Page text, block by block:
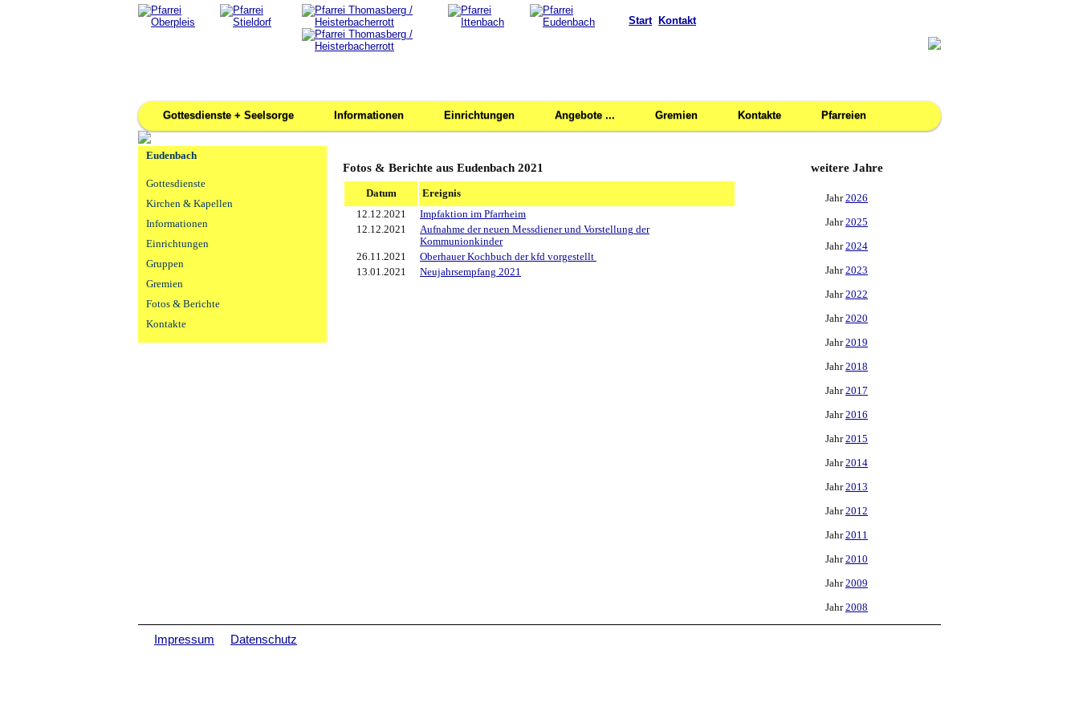
Start Kontakt
Gottesdienste + Seelsorge Informationen Einrichtungen Angebote ... Gremien Kontakte Pfarreien
Eudenbach
Gottesdienste
Kirchen & Kapellen
Informationen
Einrichtungen
Gruppen
Gremien
Fotos & Berichte
Kontakte
Fotos & Berichte aus Eudenbach 2021
Datum
Ereignis
12.12.2021
Impfaktion im Pfarrheim
12.12.2021
Aufnahme der neuen Messdiener und Vorstellung der
Kommunionkinder
26.11.2021
Oberhauer Kochbuch der kfd vorgestellt
13.01.2021
Neujahrsempfang 2021
weitere Jahre
Jahr2026
Jahr2025
Jahr2024
Jahr2023
Jahr2022
Jahr2020
Jahr2019
Jahr2018
Jahr2017
Jahr2016
Jahr2015
Jahr2014
Jahr2013
Jahr2012
Jahr2011
Jahr2010
Jahr2009
Jahr2008
Impressum Datenschutz